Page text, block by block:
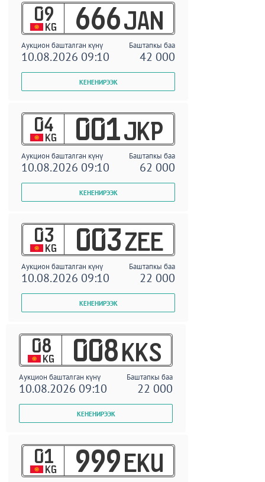
09
KG 666 JAN
Аукцион башталган күнү Баштапкы баа
10.08.2026 09:10 42 000
04
KG 001 JKP
Аукцион башталган күнү Баштапкы баа
10.08.2026 09:10 62 000
03
KG 003 ZEE
Аукцион башталган күнү Баштапкы баа
10.08.2026 09:10 22 000
08
KG 008 KKS
Аукцион башталган күнү Баштапкы баа
10.08.2026 09:10 22 000
01
KG 999 EKU